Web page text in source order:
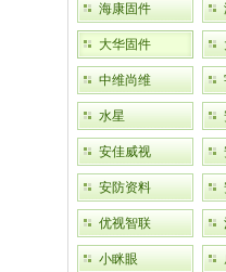
海康固件
大华固件
中维尚维
水星
安佳威视
安防资料
优视智联
小眯眼